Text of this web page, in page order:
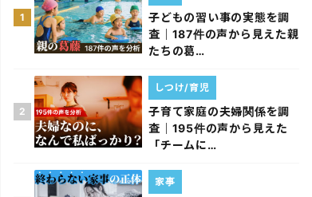
1
子どもの習い事の実態を調
査｜187件の声から見えた親
たちの葛…
2
子育て家庭の夫婦関係を調
査｜195件の声から見えた
「チームに…
しつけ/育児
家事